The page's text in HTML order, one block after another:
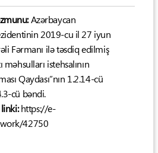
Azərbaycan
2019-cu il 27 iyun
Fərmanı ilə təsdiq edilmiş
məhsulları istehsalının
Qaydası”nın 1.2.14-cü
cü bəndi.
linki:https://e-
42750